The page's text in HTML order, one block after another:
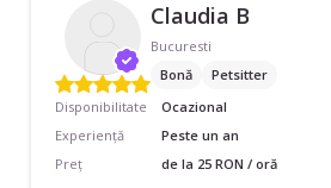
Claudia B
Bucuresti
Bonă
Petsitter
Disponibilitate
Ocazional
Experiență
Peste un an
Preț
de la 25 RON / oră